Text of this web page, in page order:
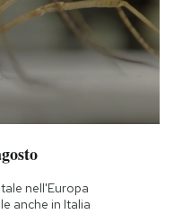
nell'Europa
anche in Italia